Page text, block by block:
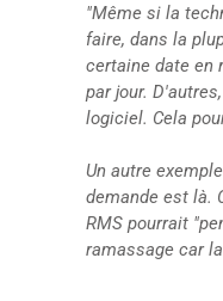
"Même si la
faire, dans la
certaine date en
par jour.
logiciel. Cela
Un autre
demande est là.
RMS pourrait
ramassage car